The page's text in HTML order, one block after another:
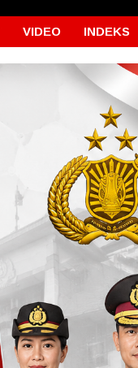
VIDEO INDEKS